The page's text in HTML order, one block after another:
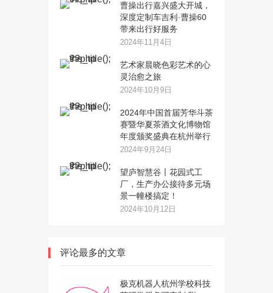
曹操出行嘉兴盛大开城，
深度定制车吉利·曹操60
带来出行好服务
2024年11月4日
艺术家晨晓色彩艺术的心
灵治愈之旅
2024年10月9日
2024年中国首届芳华斗茶
赛暨华夏茶酒文化博物馆
年度颁奖盛典在杭州举行
2024年9月24日
望庐智慧谷丨花园式工
厂，生产办公接待多元场
景一幢楼搞定！
2024年10月12日
评论最多的文章
极克机器人杭州学校科技